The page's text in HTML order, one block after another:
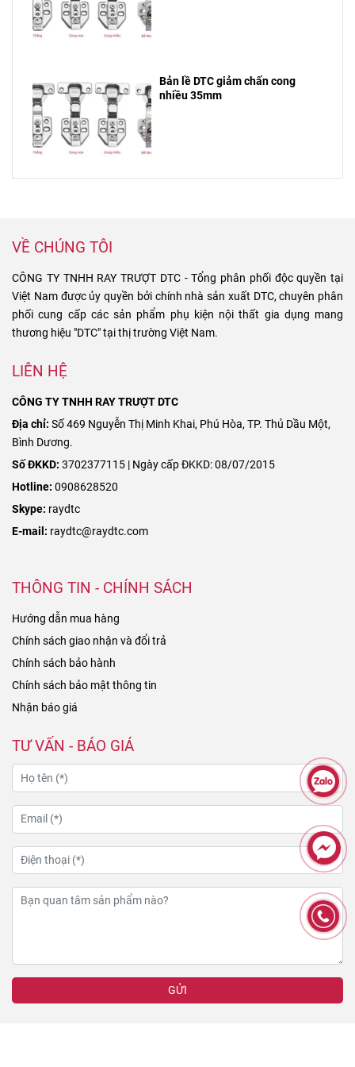
Bản lề DTC giảm chấn cong
nhiều 35mm
VỀ CHÚNG TÔI
CÔNG TY TNHH RAY TRƯỢT DTC - Tổng phân phối độc quyền tại
Việt Nam được ủy quyền bởi chính nhà sản xuất DTC, chuyên phân
phối cung cấp các sản phẩm phụ kiện nội thất gia dụng mang
thương hiệu "DTC" tại thị trường Việt Nam.
LIÊN HỆ
CÔNG TY TNHH RAY TRƯỢT DTC
Địa chỉ: Số 469 Nguyễn Thị Minh Khai, Phú Hòa, TP. Thủ Dầu Một,
Bình Dương.
Số ĐKKD: 3702377115 | Ngày cấp ĐKKD: 08/07/2015
Hotline: 0908628520
Skype: raydtc
E-mail: raydtc@raydtc.com
THÔNG TIN - CHÍNH SÁCH
Hướng dẫn mua hàng
Chính sách giao nhận và đổi trả
Chính sách bảo hành
Chính sách bảo mật thông tin
Nhận báo giá
TƯ VẤN - BÁO GIÁ
GỬI